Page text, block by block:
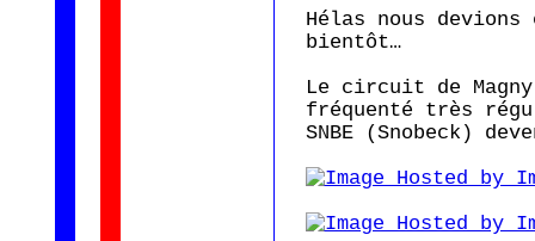
Hélas nous
bientôt…
Le circuit de
fréquenté très
SNBE (Snobeck)